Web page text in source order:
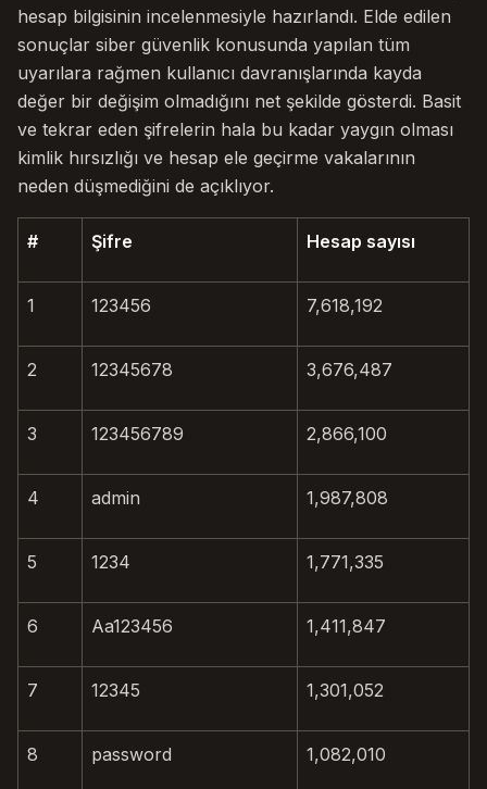
hesap bilgisinin incelenmesiyle hazırlandı. Elde edilen
sonuçlar siber güvenlik konusunda yapılan tüm
uyarılara rağmen kullanıcı davranışlarında kayda
değer bir değişim olmadığını net şekilde gösterdi. Basit
ve tekrar eden şifrelerin hala bu kadar yaygın olması
kimlik hırsızlığı ve hesap ele geçirme vakalarının
neden düşmediğini de açıklıyor.
# Şifre Hesap sayısı
1 123456 7,618,192
2 12345678 3,676,487
3 123456789 2,866,100
4 admin 1,987,808
5 1234 1,771,335
6 Aa123456 1,411,847
7 12345 1,301,052
8 password 1,082,010